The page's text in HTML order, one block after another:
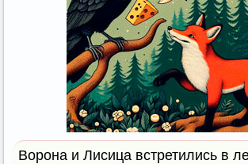
Ворона и Лисица встретились в